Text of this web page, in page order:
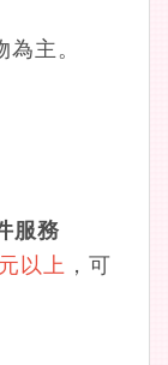
主。
服務
以上 ，可